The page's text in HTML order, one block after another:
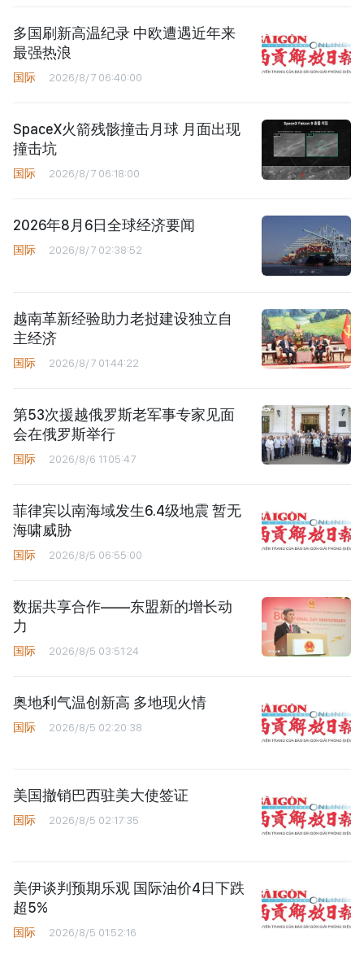
多国刷新高温纪录 中欧遭遇近年来
最强热浪
国际 2026/8/7 06:40:00
SpaceX火箭残骸撞击月球 月面出现
撞击坑
国际 2026/8/7 06:18:00
2026年8月6日全球经济要闻
国际 2026/8/7 02:38:52
越南革新经验助力老挝建设独立自
主经济
国际 2026/8/7 01:44:22
第53次援越俄罗斯老军事专家见面
会在俄罗斯举行
国际 2026/8/6 11:05:47
菲律宾以南海域发生6.4级地震 暂无
海啸威胁
国际 2026/8/5 06:55:00
数据共享合作——东盟新的增长动
力
国际 2026/8/5 03:51:24
奥地利气温创新高 多地现火情
国际 2026/8/5 02:20:38
美国撤销巴西驻美大使签证
国际 2026/8/5 02:17:35
美伊谈判预期乐观 国际油价4日下跌
超5%
国际 2026/8/5 01:52:16